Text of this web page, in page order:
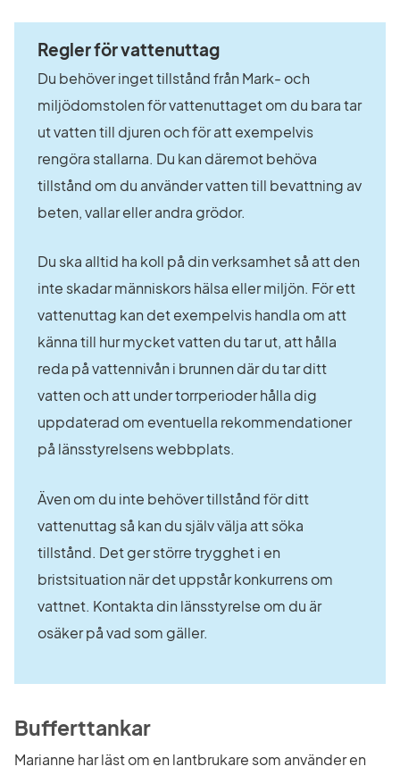
Regler för vattenuttag
Du behöver inget tillstånd från Mark- och
miljödomstolen för vattenuttaget om du bara tar
ut vatten till djuren och för att exempelvis
rengöra stallarna. Du kan däremot behöva
tillstånd om du använder vatten till bevattning av
beten, vallar eller andra grödor.
Du ska alltid ha koll på din verksamhet så att den
inte skadar människors hälsa eller miljön. För ett
vattenuttag kan det exempelvis handla om att
känna till hur mycket vatten du tar ut, att hålla
reda på vattennivån i brunnen där du tar ditt
vatten och att under torrperioder hålla dig
uppdaterad om eventuella rekommendationer
på länsstyrelsens webbplats.
Även om du inte behöver tillstånd för ditt
vattenuttag så kan du själv välja att söka
tillstånd. Det ger större trygghet i en
bristsituation när det uppstår konkurrens om
vattnet. Kontakta din länsstyrelse om du är
osäker på vad som gäller.
Bufferttankar
Marianne har läst om en lantbrukare som använder en